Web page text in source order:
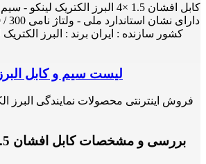
کابل افشان 1.5 ×4 البرز
و غلاف pvc - دارای نشان استاندارد ملی - ولتاژ نامی 300 / 500 ولت
کشور سازنده : ایران برند : البرز
لیست سیم و کابل
فروش اینترنتی محصولات نمایندگی البرز